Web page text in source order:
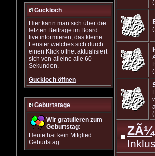
Guckloch
Hier kann man sich über die
letzten Beiträge im Board
live informieren, das kleine
Fenster welches sich durch
einen Klick öffnet aktualisiert
sich von alleine alle 60
Sekunden.
Guckloch öffnen
Geburtstage
Wir gratulieren zum
Geburtstag:
Heute hat kein Mitglied
Geburtstag.